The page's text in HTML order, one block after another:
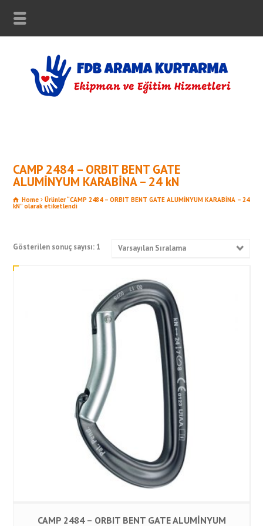
CAMP 2484 – ORBIT BENT GATE
ALUMİNYUM KARABİNA – 24 kN
Home Ürünler “CAMP 2484 – ORBIT BENT GATE ALUMİNYUM KARABİNA – 24
kN” olarak etiketlendi
Gösterilen sonuç sayısı: 1 Varsayılan Sıralama
CAMP 2484 – ORBIT BENT GATE ALUMİNYUM